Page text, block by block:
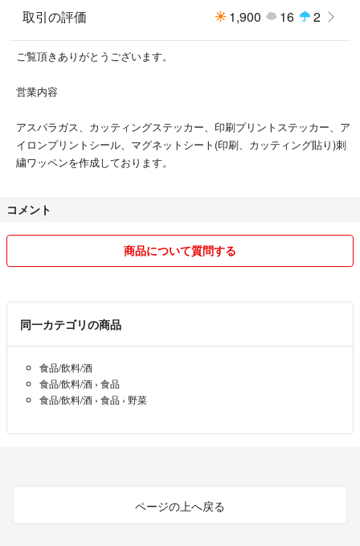
取引の評価 1,900 16 2
ご覧頂きありがとうございます。
営業内容
アスパラガス、カッティングステッカー、印刷プリントステッカー、ア
イロンプリントシール、マグネットシート(印刷、カッティング貼り)刺
繍ワッペンを作成しております。
コメント
商品について質問する
同一カテゴリの商品
食品/飲料/酒
食品/飲料/酒 › 食品
食品/飲料/酒 › 食品 › 野菜
ページの上へ戻る